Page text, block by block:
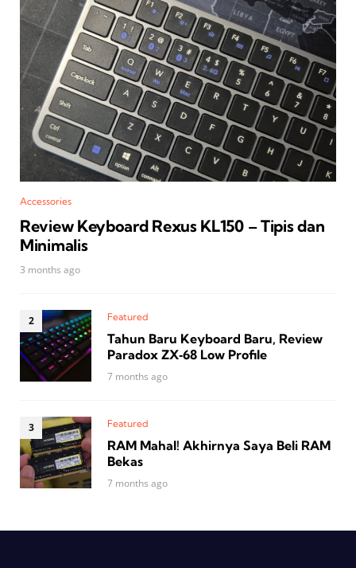
Accessories
Review Keyboard Rexus KL150 – Tipis dan
Minimalis
3 months ago
Featured
Tahun Baru Keyboard Baru, Review
Paradox ZX‑68 Low Profile
7 months ago
Featured
RAM Mahal! Akhirnya Saya Beli RAM
Bekas
7 months ago